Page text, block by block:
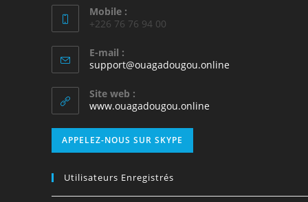
Mobile :
+226 76 76 94 00
E-mail :
support@ouagadougou.online
Site web :
www.ouagadougou.online
APPELEZ-NOUS SUR SKYPE
Utilisateurs Enregistrés